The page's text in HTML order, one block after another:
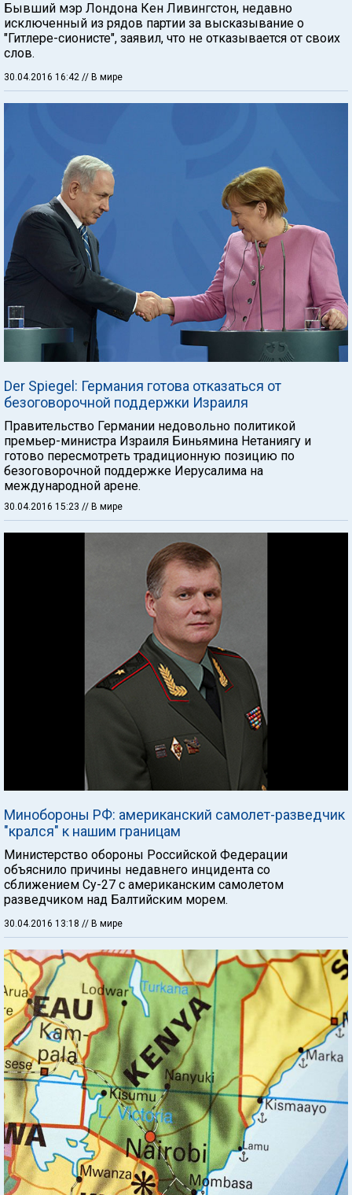
Бывший мэр Лондона Кен Ливингстон, недавно
исключенный из рядов партии за высказывание о
"Гитлере-сионисте", заявил, что не отказывается от своих
слов.
30.04.2016 16:42 // В мире
Der Spiegel: Германия готова отказаться от
безоговорочной поддержки Израиля
Правительство Германии недовольно политикой
премьер-министра Израиля Биньямина Нетаниягу и
готово пересмотреть традиционную позицию по
безоговорочной поддержке Иерусалима на
международной арене.
30.04.2016 15:23 // В мире
Минобороны РФ: американский самолет-разведчик
"крался" к нашим границам
Министерство обороны Российской Федерации
объяснило причины недавнего инцидента со
сближением Су-27 с американским самолетом
разведчиком над Балтийским морем.
30.04.2016 13:18 // В мире